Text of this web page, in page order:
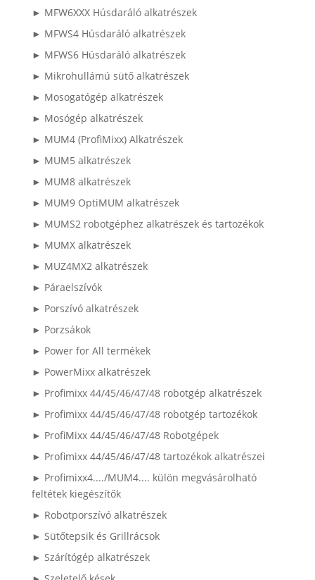
► MFW6XXX Húsdaráló alkatrészek
► MFWS4 Húsdaráló alkatrészek
► MFWS6 Húsdaráló alkatrészek
► Mikrohullámú sütő alkatrészek
► Mosogatógép alkatrészek
► Mosógép alkatrészek
► MUM4 (ProfiMixx) Alkatrészek
► MUM5 alkatrészek
► MUM8 alkatrészek
► MUM9 OptiMUM alkatrészek
► MUMS2 robotgéphez alkatrészek és tartozékok
► MUMX alkatrészek
► MUZ4MX2 alkatrészek
► Páraelszívók
► Porszívó alkatrészek
► Porzsákok
► Power for All termékek
► PowerMixx alkatrészek
► Profimixx 44/45/46/47/48 robotgép alkatrészek
► Profimixx 44/45/46/47/48 robotgép tartozékok
► ProfiMixx 44/45/46/47/48 Robotgépek
► Profimixx 44/45/46/47/48 tartozékok alkatrészei
► Profimixx4..../MUM4.... külön megvásárolható
feltétek kiegészítők
► Robotporszívó alkatrészek
► Sütőtepsik és Grillrácsok
► Szárítógép alkatrészek